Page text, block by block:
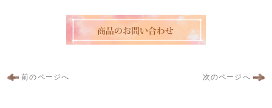
前のページへ 次のページへ